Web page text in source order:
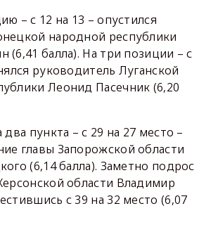
– с 12 на 13 – опустился
народной республики
(6,41 балла). На три позиции – с
руководитель Луганской
Леонид Пасечник (6,20
пункта – с 29 на 27 место –
главы Запорожской области
(6,14 балла). Заметно подрос
области Владимир
с 39 на 32 место (6,07